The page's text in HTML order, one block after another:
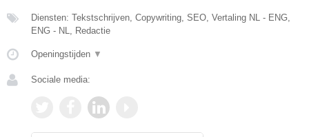
Diensten: Tekstschrijven, Copywriting, SEO, Vertaling NL - ENG,
ENG - NL, Redactie
Openingstijden ▼
Sociale media: